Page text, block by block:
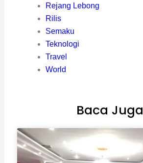
Rejang Lebong
Rilis
Semaku
Teknologi
Travel
World
Baca Juga